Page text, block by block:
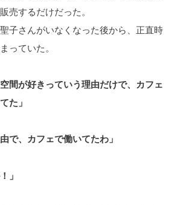
売するだけだった。
子さんがいなくなった後から、正直時
っていた。
間が好きっていう理由だけで、カフェ
た」
で、カフェで働いてたわ」
」